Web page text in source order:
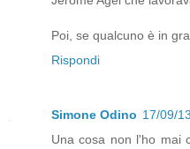
Poi, se qualcuno è in
Rispondi
Simone Odino 17/09/
Una cosa non l'ho mai